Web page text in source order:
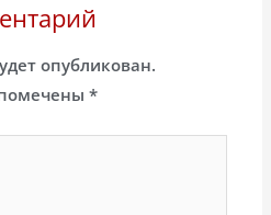
опубликован.
*